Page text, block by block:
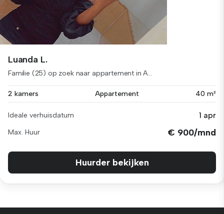
Luanda L.
Familie (25) op zoek naar appartement in A...
2 kamers Appartement 40 m²
Ideale verhuisdatum 1 apr
Max. Huur € 900/mnd
Huurder bekijken